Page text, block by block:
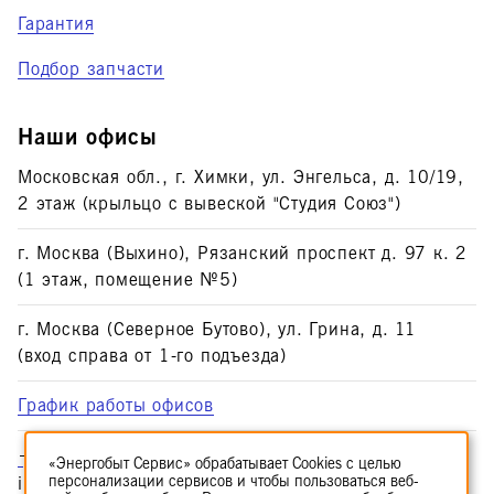
Гарантия
Подбор запчасти
Наши офисы
Московская обл., г. Химки, ул. Энгельса, д. 10/19,
2 этаж (крыльцо с вывеской "Студия Союз")
г. Москва (Выхино), Рязанский проспект д. 97 к. 2
(1 этаж, помещение №5)
г. Москва (Северное Бутово), ул. Грина, д. 11
(вход справа от 1-го подъезда)
График работы офисов
+7 (495) 374-53-51
info@enbsv.ru
«Энергобыт Сервис» обрабатывает Cookies с целью
персонализации сервисов и чтобы пользоваться веб-